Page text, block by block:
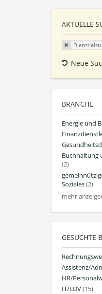
AKTUELLE
Neue
BRANCHE
Energie und
Buchhaltung
(2)
Soziales(2)
mehr
GESUCHTE
Assistenz/
HR/
IT/EDV(15)